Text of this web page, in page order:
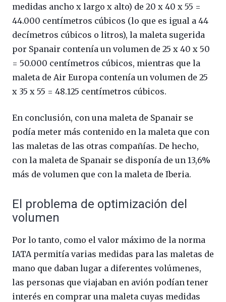
medidas ancho x largo x alto) de 20 x 40 x 55 =
44.000 centímetros cúbicos (lo que es igual a 44
decímetros cúbicos o litros), la maleta sugerida
por Spanair contenía un volumen de 25 x 40 x 50
= 50.000 centímetros cúbicos, mientras que la
maleta de Air Europa contenía un volumen de 25
x 35 x 55 = 48.125 centímetros cúbicos.
En conclusión, con una maleta de Spanair se
podía meter más contenido en la maleta que con
las maletas de las otras compañías. De hecho,
con la maleta de Spanair se disponía de un 13,6%
más de volumen que con la maleta de Iberia.
El problema de optimización del
volumen
Por lo tanto, como el valor máximo de la norma
IATA permitía varias medidas para las maletas de
mano que daban lugar a diferentes volúmenes,
las personas que viajaban en avión podían tener
interés en comprar una maleta cuyas medidas